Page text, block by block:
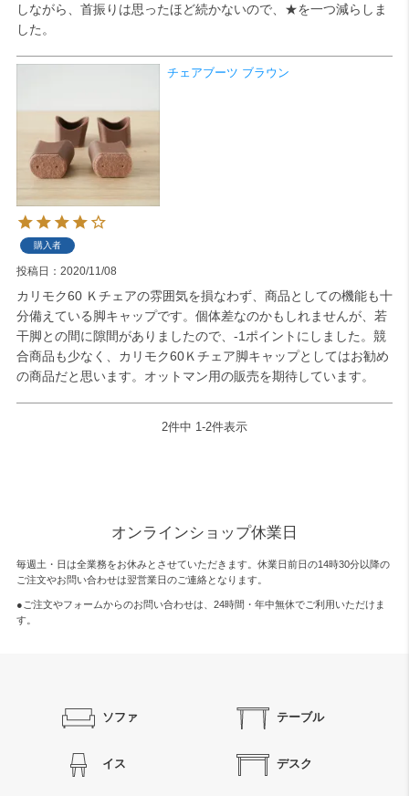
しながら、首振りは思ったほど続かないので、★を一つ減らしま
した。
チェアブーツ ブラウン
購入者
投稿日 2020/11/08
カリモク60 Ｋチェアの雰囲気を損なわず、商品としての機能も十
分備えている脚キャップです。個体差なのかもしれませんが、若
干脚との間に隙間がありましたので、-1ポイントにしました。競
合商品も少なく、カリモク60Ｋチェア脚キャップとしてはお勧め
の商品だと思います。オットマン用の販売を期待しています。
2件中 1-2件表示
オンラインショップ休業日
毎週土・日は全業務をお休みとさせていただきます。休業日前日の14時30分以降の
ご注文やお問い合わせは翌営業日のご連絡となります。
●ご注文やフォームからのお問い合わせは、 24時間・年中無休でご利用いただけま
す。
ソファ テーブル
イス デスク